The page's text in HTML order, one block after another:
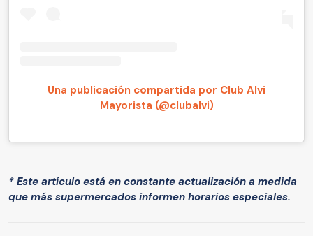
Una publicación compartida por Club Alvi
Mayorista (@clubalvi)
* Este artículo está en constante actualización a medida
que más supermercados informen horarios especiales.